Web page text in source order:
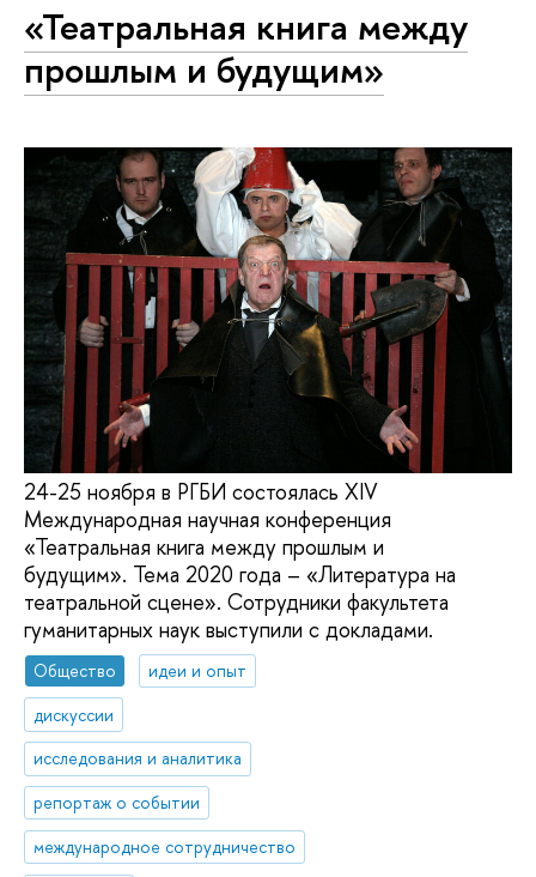
«Театральная книга между
прошлым и будущим»
24-25 ноября в РГБИ состоялась XIV
Международная научная конференция
«Театральная книга между прошлым и
будущим». Тема 2020 года – «Литература на
театральной сцене». Сотрудники факультета
гуманитарных наук выступили с докладами.
Общество
идеи и опыт
дискуссии
исследования и аналитика
репортаж о событии
международное сотрудничество